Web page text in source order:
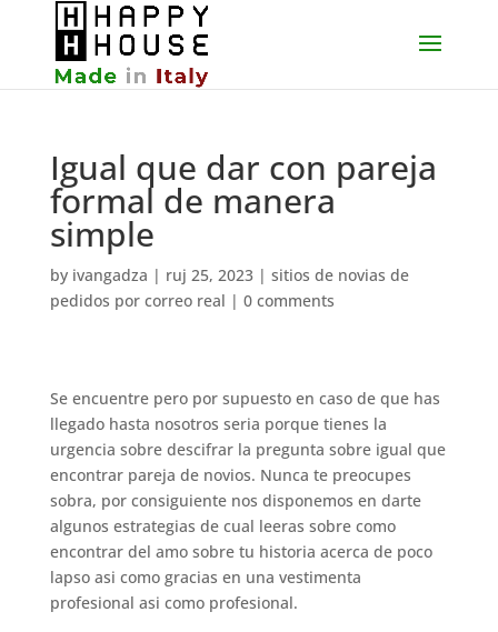
Igual que dar con pareja
formal de manera
simple
by ivangadza | ruj 25, 2023| sitios de novias de
pedidos por correo real | 0 comments
Se encuentre pero por supuesto en caso de que has
llegado hasta nosotros seri­a porque tienes la
urgencia sobre descifrar la pregunta sobre igual que
encontrar pareja de novios. Nunca te preocupes
sobra, por consiguiente nos disponemos en darte
algunos estrategias de cual leeras sobre como
encontrar del amo sobre tu historia acerca de poco
lapso asi­ como gracias en una vestimenta
profesional asi­ como profesional.